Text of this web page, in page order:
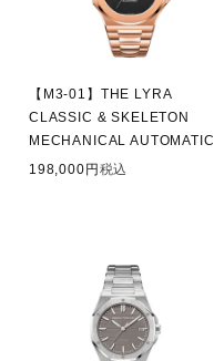
【M3-01】THE LYRA
CLASSIC & SKELETON
MECHANICAL AUTOMATIC
198,000
税込